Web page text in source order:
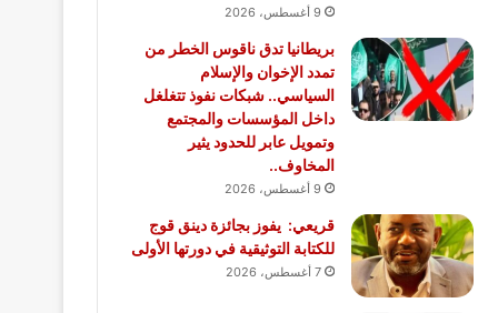
9 أغسطس، 2026
بريطانيا تدق ناقوس الخطر من
تمدد الإخوان والإسلام
السياسي.. شبكات نفوذ تتغلغل
داخل المؤسسات والمجتمع
وتمويل عابر للحدود يثير
المخاوف..
9 أغسطس، 2026
قريعي: يفوز بجائزة دينق قوج
للكتابة التوثيقية في دورتها الأولى
7 أغسطس، 2026